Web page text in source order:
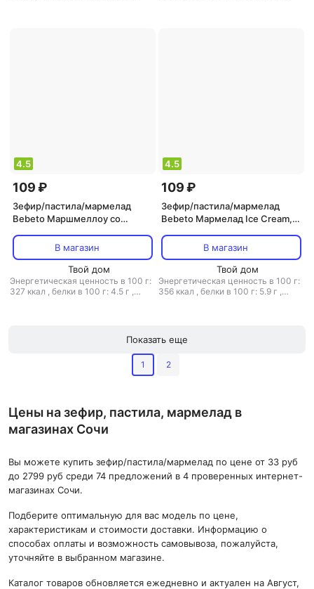
4.5
109 ₽
Зефир/пастила/мармелад
Bebeto Маршмеллоу со
В магазин
Твой дом
Энергетическая ценность в 100 г:
327 ккал , белки в 100 г: 4.5 г ,
4.5
109 ₽
Зефир/пастила/мармелад
Bebeto Мармелад Ice Cream,
В магазин
Твой дом
Энергетическая ценность в 100 г:
356 ккал , белки в 100 г: 5.9 г ,
Показать еще
1 2
Цены на зефир, пастила, мармелад в
магазинах Сочи
Вы можете купить зефир/пастила/мармелад по цене от 33 руб
до 2799 руб среди 74 предложений в 4 проверенных интернет-
магазинах Сочи.
Подберите оптимальную для вас модель по цене,
характеристикам и стоимости доставки. Информацию о
способах оплаты и возможность самовывоза, пожалуйста,
уточняйте в выбранном магазине.
Каталог товаров обновляется ежедневно и актуален на Август,